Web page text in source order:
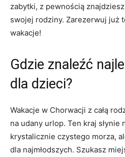
zabytki, z pewnością
swojej rodziny.​ Zarezerwuj już
wakacje!
Gdzie znaleźć
dla⁢ dzieci?
Wakacje w Chorwacji z ⁣całą
na ⁢udany‍ urlop. Ten kraj
krystalicznie czystego morza,
⁣dla⁢ najmłodszych. Szukasz